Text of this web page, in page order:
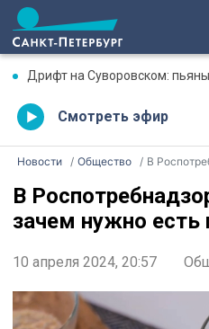
Дрифт на Суворовском: пьяный
Смотреть эфир
Новости Общество В
В
зачем нужно есть
10 апреля 2024, 20:57